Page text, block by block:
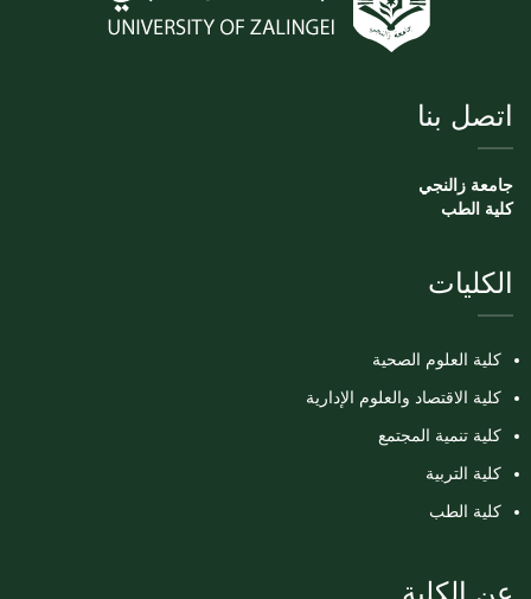
اتصل بنا
جامعة زالنجي
كلية الطب
الكليات
كلية العلوم الصحية
كلية الاقتصاد والعلوم الإدارية
كلية تنمية المجتمع
كلية التربية
كلية الطب
عن الكلية